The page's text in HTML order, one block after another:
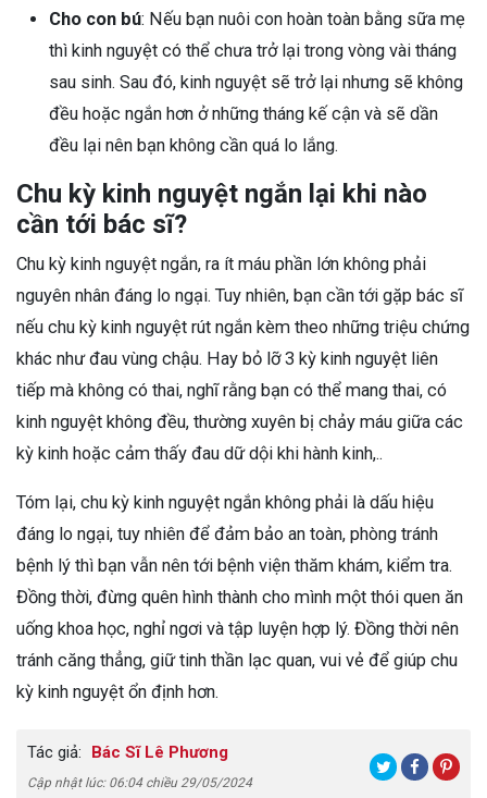
Cho con bú: Nếu bạn nuôi con hoàn toàn bằng sữa mẹ
thì kinh nguyệt có thể chưa trở lại trong vòng vài tháng
sau sinh. Sau đó, kinh nguyệt sẽ trở lại nhưng sẽ không
đều hoặc ngắn hơn ở những tháng kế cận và sẽ dần
đều lại nên bạn không cần quá lo lắng.
Chu kỳ kinh nguyệt ngắn lại khi nào
cần tới bác sĩ?
Chu kỳ kinh nguyệt ngắn, ra ít máu phần lớn không phải
nguyên nhân đáng lo ngại. Tuy nhiên, bạn cần tới gặp bác sĩ
nếu chu kỳ kinh nguyệt rút ngắn kèm theo những triệu chứng
khác như đau vùng chậu. Hay bỏ lỡ 3 kỳ kinh nguyệt liên
tiếp mà không có thai, nghĩ rằng bạn có thể mang thai, có
kinh nguyệt không đều, thường xuyên bị chảy máu giữa các
kỳ kinh hoặc cảm thấy đau dữ dội khi hành kinh,..
Tóm lại, chu kỳ kinh nguyệt ngắn không phải là dấu hiệu
đáng lo ngại, tuy nhiên để đảm bảo an toàn, phòng tránh
bệnh lý thì bạn vẫn nên tới bệnh viện thăm khám, kiểm tra.
Đồng thời, đừng quên hình thành cho mình một thói quen ăn
uống khoa học, nghỉ ngơi và tập luyện hợp lý. Đồng thời nên
tránh căng thẳng, giữ tinh thần lạc quan, vui vẻ để giúp chu
kỳ kinh nguyệt ổn định hơn.
Tác giả: Bác Sĩ Lê Phương
Cập nhật lúc: 06:04 chiều 29/05/2024